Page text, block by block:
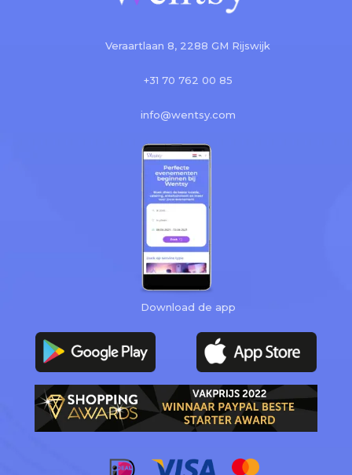
Veraartlaan 8, 2288 GM Rijswijk
+31 70 762 00 85
info@wentsy.com
Download de app